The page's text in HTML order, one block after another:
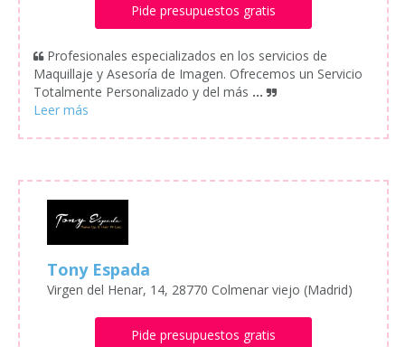
Pide presupuestos gratis
Profesionales especializados en los servicios de
Maquillaje y Asesoría de Imagen. Ofrecemos un Servicio
Totalmente Personalizado y del más ...
Tony Espada
Virgen del Henar, 14, 28770 Colmenar viejo (Madrid)
Pide presupuestos gratis